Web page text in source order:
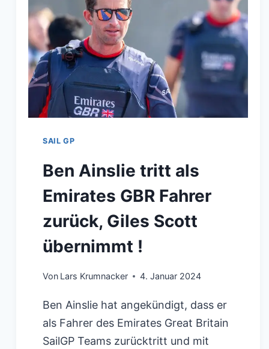
SAILGP
CHAMPION
2025
SAIL GP
Ben Ainslie tritt als
Emirates GBR Fahrer
zurück, Giles Scott
übernimmt !
Von Lars Krumnacker 4. Januar 2024
Ben Ainslie hat angekündigt, dass er
als Fahrer des Emirates Great Britain
SailGP Teams zurücktritt und mit